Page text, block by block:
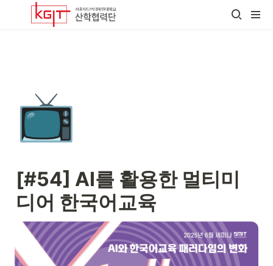
📺
[#54] AI를 활용한 멀티미
디어 한국어교육